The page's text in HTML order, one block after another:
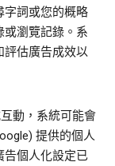
字詞或您的概略
或瀏覽記錄。系
評估廣告成效以
動，系統可能會
提供的個人
告個人化設定已